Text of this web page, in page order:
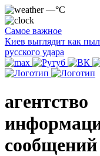
—°C
Самое важное
Киев выглядит как
русского удара
агентство
сообщений